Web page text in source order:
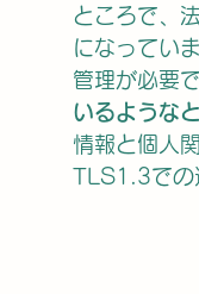
ところで、
になってい
管理が必要
いるような
情報と個人
TLS1.3での